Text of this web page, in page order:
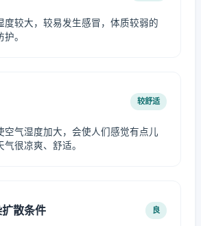
度较大，较易发生感冒，体质较弱的
。
较舒适
空气湿度加大，会使人们感觉有点儿
很凉爽、舒适。
散条件 良